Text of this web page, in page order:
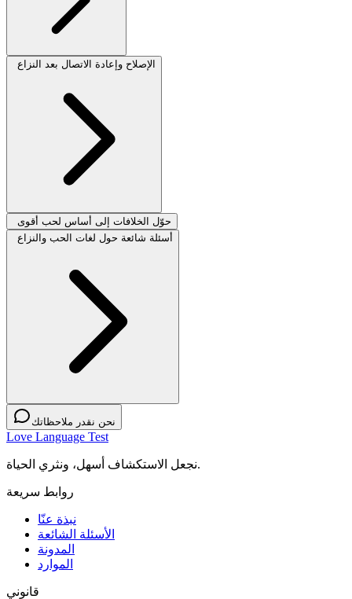
الإصلاح وإعادة الاتصال بعد النزاع
حوّل الخلافات إلى أساس لحب أقوى
أسئلة شائعة حول لغات الحب والنزاع
نحن نقدر ملاحظاتك
Love Language Test
نجعل الاستكشاف أسهل، ونثري الحياة.
روابط سريعة
نبذة عنّا
الأسئلة الشائعة
المدونة
الموارد
قانوني